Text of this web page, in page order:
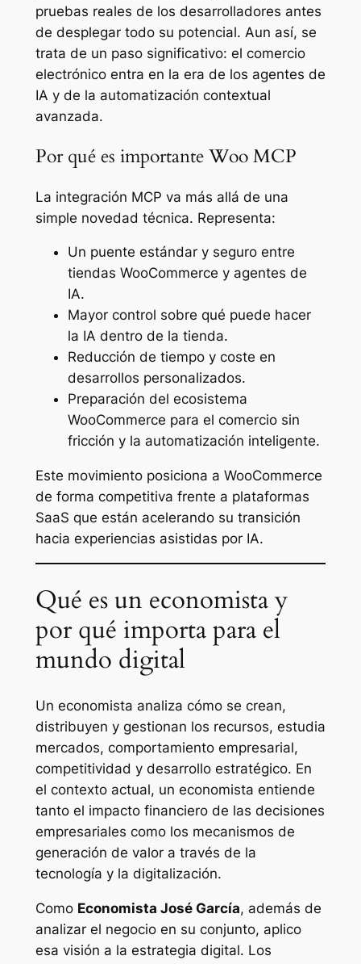
pruebas reales de los desarrolladores antes
de desplegar todo su potencial. Aun así, se
trata de un paso significativo: el comercio
electrónico entra en la era de los agentes de
IA y de la automatización contextual
avanzada.
Por qué es importante Woo MCP
La integración MCP va más allá de una
simple novedad técnica. Representa:
Un puente estándar y seguro entre
tiendas WooCommerce y agentes de
IA.
Mayor control sobre qué puede hacer
la IA dentro de la tienda.
Reducción de tiempo y coste en
desarrollos personalizados.
Preparación del ecosistema
WooCommerce para el comercio sin
fricción y la automatización inteligente.
Este movimiento posiciona a WooCommerce
de forma competitiva frente a plataformas
SaaS que están acelerando su transición
hacia experiencias asistidas por IA.
Qué es un economista y
por qué importa para el
mundo digital
Un economista analiza cómo se crean,
distribuyen y gestionan los recursos, estudia
mercados, comportamiento empresarial,
competitividad y desarrollo estratégico. En
el contexto actual, un economista entiende
tanto el impacto financiero de las decisiones
empresariales como los mecanismos de
generación de valor a través de la
tecnología y la digitalización.
Como Economista José García, además de
analizar el negocio en su conjunto, aplico
esa visión a la estrategia digital. Los